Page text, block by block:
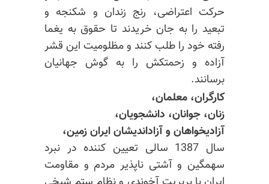
حرکت اعتراضی، رنج زندان و شکنجه و
تبعید را به جان خریدند تا حقوق به یغما
رفته خود را طلب کنند و مظلومیت این قشر
آزاده و زحمتکش را به گوش جهانیان
برسانند.
کارگران، معلمان،
زنان، جوانان، دانشجویان،
آزادیخواهان و آزاداندیشان ایران زمین،
سال 1387 سالی تعیین کننده در نبرد
سهمگین و آشتی ناپذیر مردم و مقاومت